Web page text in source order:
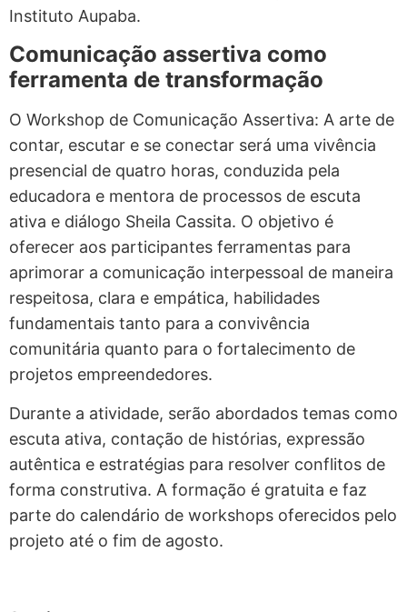
Instituto Aupaba.
Comunicação assertiva como
ferramenta de transformação
O Workshop de Comunicação Assertiva: A arte de
contar, escutar e se conectar será uma vivência
presencial de quatro horas, conduzida pela
educadora e mentora de processos de escuta
ativa e diálogo Sheila Cassita. O objetivo é
oferecer aos participantes ferramentas para
aprimorar a comunicação interpessoal de maneira
respeitosa, clara e empática, habilidades
fundamentais tanto para a convivência
comunitária quanto para o fortalecimento de
projetos empreendedores.
Durante a atividade, serão abordados temas como
escuta ativa, contação de histórias, expressão
autêntica e estratégias para resolver conflitos de
forma construtiva. A formação é gratuita e faz
parte do calendário de workshops oferecidos pelo
projeto até o fim de agosto.